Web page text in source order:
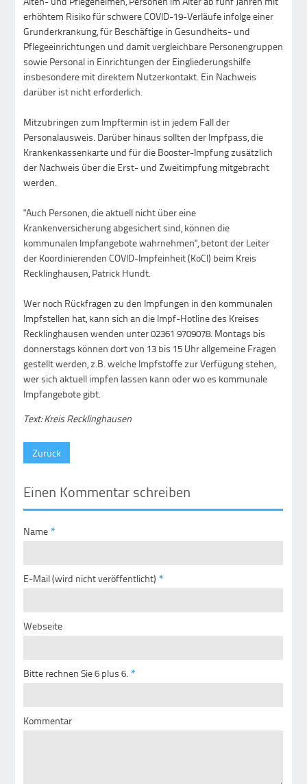
erhöhtem Risiko für schwere COVID-19-Verläufe infolge einer
Grunderkrankung, für Beschäftige in Gesundheits- und
Pflegeeinrichtungen und damit vergleichbare Personengruppen
sowie Personal in Einrichtungen der Eingliederungshilfe
insbesondere mit direktem Nutzerkontakt. Ein Nachweis
darüber ist nicht erforderlich.
Mitzubringen zum Impftermin ist in jedem Fall der
Personalausweis. Darüber hinaus sollten der Impfpass, die
Krankenkassenkarte und für die Booster-Impfung zusätzlich
der Nachweis über die Erst- und Zweitimpfung mitgebracht
werden.
"Auch Personen, die aktuell nicht über eine
Krankenversicherung abgesichert sind, können die
kommunalen Impfangebote wahrnehmen", betont der Leiter
der Koordinierenden COVID-Impfeinheit (KoCI) beim Kreis
Recklinghausen, Patrick Hundt.
Wer noch Rückfragen zu den Impfungen in den kommunalen
Impfstellen hat, kann sich an die Impf-Hotline des Kreises
Recklinghausen wenden unter 02361 9709078. Montags bis
donnerstags können dort von 13 bis 15 Uhr allgemeine Fragen
gestellt werden, z.B. welche Impfstoffe zur Verfügung stehen,
wer sich aktuell impfen lassen kann oder wo es kommunale
Impfangebote gibt.
Text: Kreis Recklinghausen
Zurück
Einen Kommentar schreiben
Name *
E-Mail (wird nicht veröffentlicht) *
Webseite
Bitte rechnen Sie 6 plus 6. *
Kommentar